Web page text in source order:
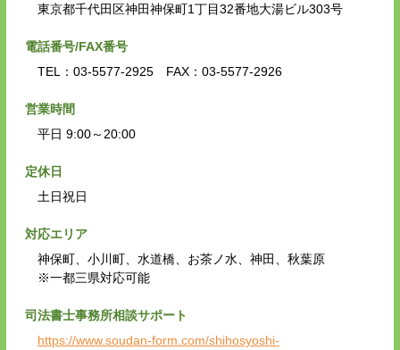
東京都千代田区神田神保町1丁目32番地大湯ビル303号
電話番号/FAX番号
TEL：03-5577-2925 FAX：03-5577-2926
営業時間
平日 9:00～20:00
定休日
土日祝日
対応エリア
神保町、小川町、水道橋、お茶ノ水、神田、秋葉原
※一都三県対応可能
司法書士事務所相談サポート
https://www.soudan-form.com/shihosyoshi-